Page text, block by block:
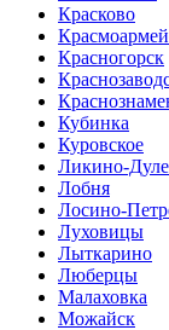
Красково
Красногорск
Кубинка
Куровское
Ликино-
Лобня
Лосино-
Луховицы
Лыткарино
Люберцы
Малаховка
Можайск